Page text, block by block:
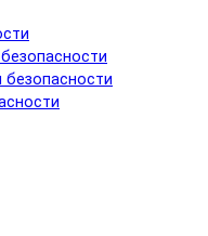
безопасности